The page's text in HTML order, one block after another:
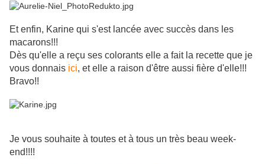
Et enfin, Karine qui s'est lancée avec succès dans les
macarons!!!
Dès qu'elle a reçu ses colorants elle a fait la recette que je
vous donnais ici, et elle a raison d'être aussi fière d'elle!!!
Bravo!!
Je vous souhaite à toutes et à tous un très beau week-
end!!!!